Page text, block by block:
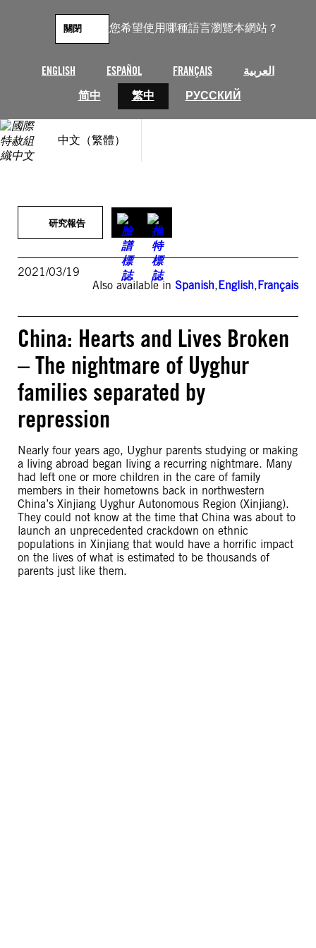
您希望使用哪種語言瀏覽本網站？
ENGLISH ESPAÑOL FRANÇAIS
العربية
简中
繁中 РУССКИЙ
關閉
中文（繁體）
研究報告
2021/03/19
Also available in Spanish,English,Français
China: Hearts and Lives Broken
– The nightmare of Uyghur
families separated by
repression
Nearly four years ago, Uyghur parents studying or making
a living abroad began living a recurring nightmare. Many
had left one or more children in the care of family
members in their hometowns back in northwestern
China’s Xinjiang Uyghur Autonomous Region (Xinjiang).
They could not know at the time that China was about to
launch an unprecedented crackdown on ethnic
populations in Xinjiang that would have a horrific impact
on the lives of what is estimated to be thousands of
parents just like them.